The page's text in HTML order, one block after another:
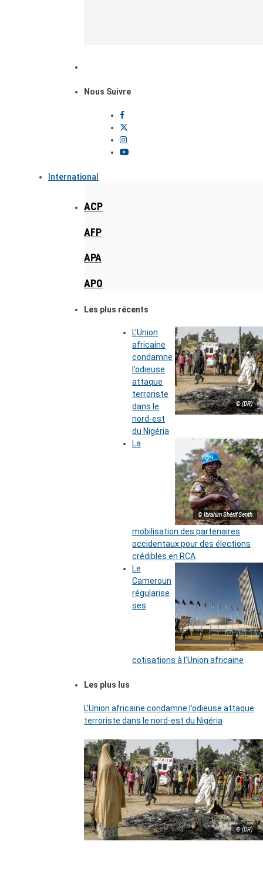
Nous Suivre
International
ACP
AFP
APA
APO
Les plus récents
© (DR)
L’Union
africaine
condamne
l’odieuse
attaque
terroriste
dans le
nord-est
du Nigéria
© Ibrahim Shérif Senth
La
mobilisation des partenaires
occidentaux pour des élections
crédibles en RCA
Le
Cameroun
régularise
ses
cotisations à l’Union africaine
Les plus lus
L’Union africaine condamne l’odieuse attaque
terroriste dans le nord-est du Nigéria
© (DR)